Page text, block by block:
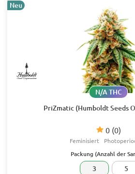
Neu
PriZmatic (Humboldt Seeds
0 (0)
N/A THC
Feminisiert
Packung (Anzahl der
3 5